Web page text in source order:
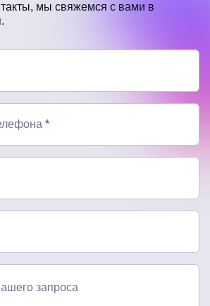
мы свяжемся с вами в
*
запроса